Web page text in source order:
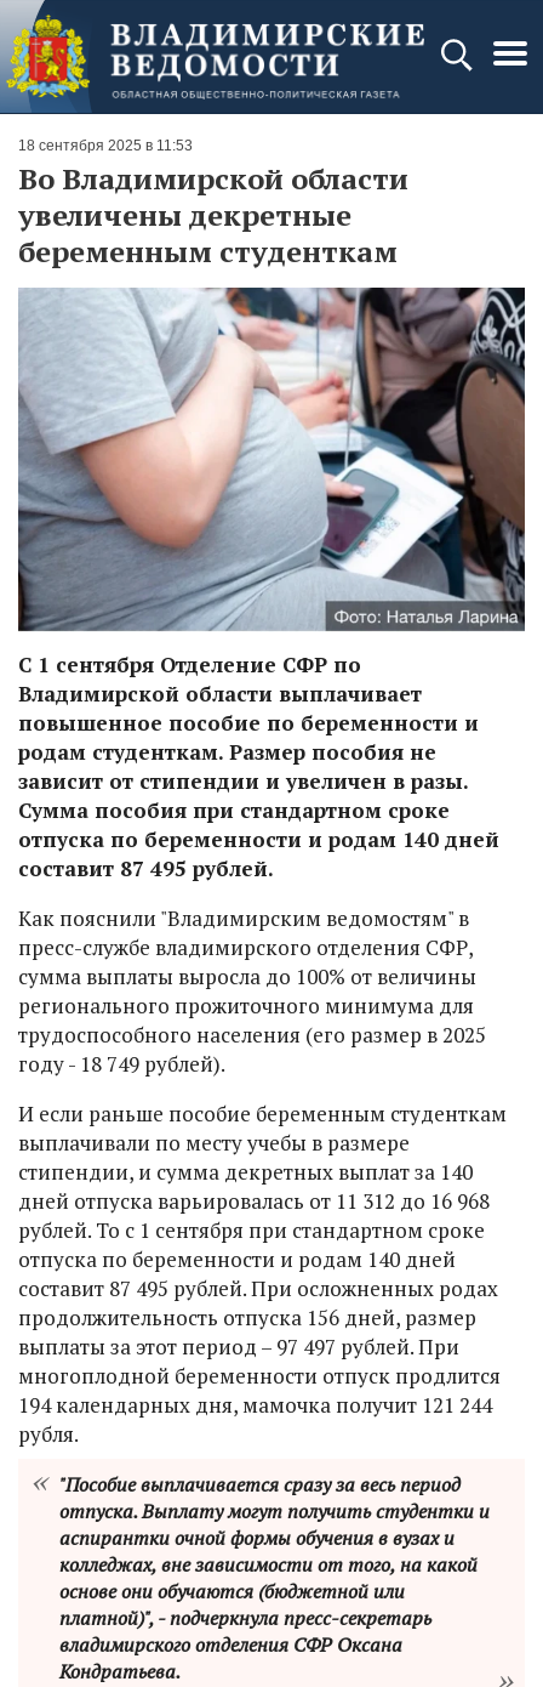
18 сентября 2025 в 11:53
Во Владимирской области
увеличены декретные
беременным студенткам
С 1 сентября Отделение СФР по
Владимирской области выплачивает
повышенное пособие по беременности и
родам студенткам. Размер пособия не
зависит от стипендии и увеличен в разы.
Сумма пособия при стандартном сроке
отпуска по беременности и родам 140 дней
составит 87 495 рублей.
Как пояснили "Владимирским ведомостям" в
пресс-службе владимирского отделения СФР,
сумма выплаты выросла до 100% от величины
регионального прожиточного минимума для
трудоспособного населения (его размер в 2025
году - 18 749 рублей).
И если раньше пособие беременным студенткам
выплачивали по месту учебы в размере
стипендии, и сумма декретных выплат за 140
дней отпуска варьировалась от 11 312 до 16 968
рублей. То с 1 сентября при стандартном сроке
отпуска по беременности и родам 140 дней
составит 87 495 рублей. При осложненных родах
продолжительность отпуска 156 дней, размер
выплаты за этот период – 97 497 рублей. При
многоплодной беременности отпуск продлится
194 календарных дня, мамочка получит 121 244
рубля.
"Пособие выплачивается сразу за весь период
отпуска. Выплату могут получить студентки и
аспирантки очной формы обучения в вузах и
колледжах, вне зависимости от того, на какой
основе они обучаются (бюджетной или
платной)", - подчеркнула пресс-секретарь
владимирского отделения СФР Оксана
Кондратьева.